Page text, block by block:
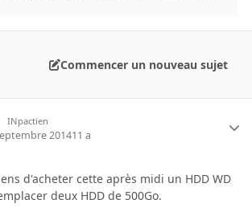
Commencer un nouveau sujet
INpactien
201411 a
d'acheter cette après midi un HDD WD
deux HDD de 500Go.